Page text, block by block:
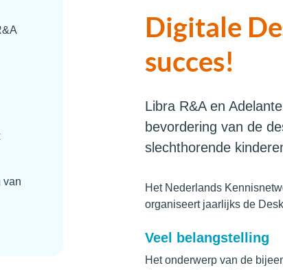
van
Digitale
succes!
Libra R&A en
bevordering van de
slechthorende
Het Nederlands
organiseert jaarlijks de
Veel belangstelling
Het onderwerp van de